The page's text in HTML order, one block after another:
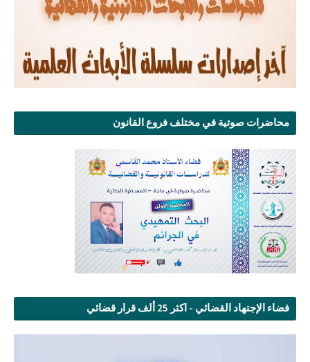
محاضرات صوتية في مختلف فروع القانون
فضاء الإجتهاد القضائي - اكثر 25 ألف قرار قضائي